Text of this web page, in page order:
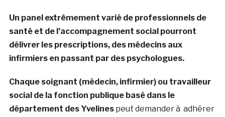
Un panel extrêmement varié de professionnels de
santé et de l’accompagnement social pourront
délivrer les prescriptions, des médecins aux
infirmiers en passant par des psychologues.
Chaque soignant (médecin, infirmier) ou travailleur
social de la fonction publique basé dans le
département des Yvelinespeut demander à adhérer